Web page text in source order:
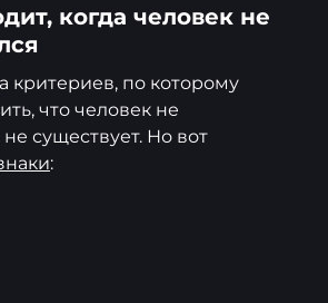
когда человек не
критериев, по которому
что человек не
существует. Но вот
: